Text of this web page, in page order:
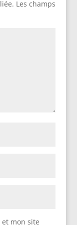
Les champs
mon site